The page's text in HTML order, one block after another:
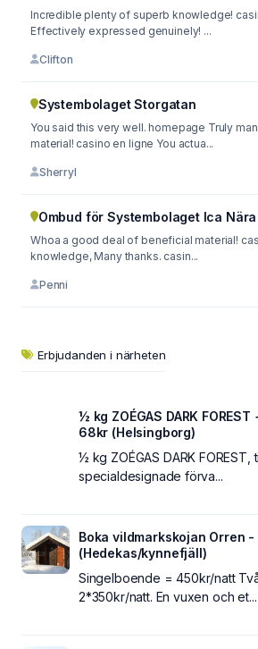
Incredible plenty of superb knowledge!
Effectively expressed genuinely! ...
Clifton
Systembolaget Storgatan
You said this very well. homepage Truly
material! casino en ligne You actua...
Sherryl
Ombud för Systembolaget Ica
Whoa a good deal of beneficial material!
knowledge, Many thanks. casin...
Penni
Erbjudanden i närheten
½ kg ZOÉGAS DARK
68kr (Helsingborg)
½ kg ZOÉGAS DARK FOREST,
specialdesignade förva...
Boka vildmarkskojan Orren
(Hedekas/kynnefjäll)
Singelboende = 450kr/natt
2*350kr/natt. En vuxen och et...